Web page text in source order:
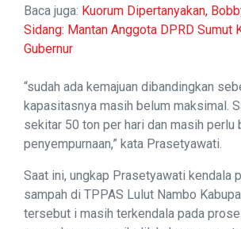
Baca juga: Kuorum Dipertanyakan,
Sidang: Mantan Anggota DPRD Sumut
Gubernur
“sudah ada kemajuan dibandingkan
kapasitasnya masih belum maksimal.
sekitar 50 ton per hari dan masih perlu
penyempurnaan,” kata Prasetyawati.
Saat ini, ungkap Prasetyawati kendala
sampah di TPPAS Lulut Nambo
tersebut i masih terkendala pada